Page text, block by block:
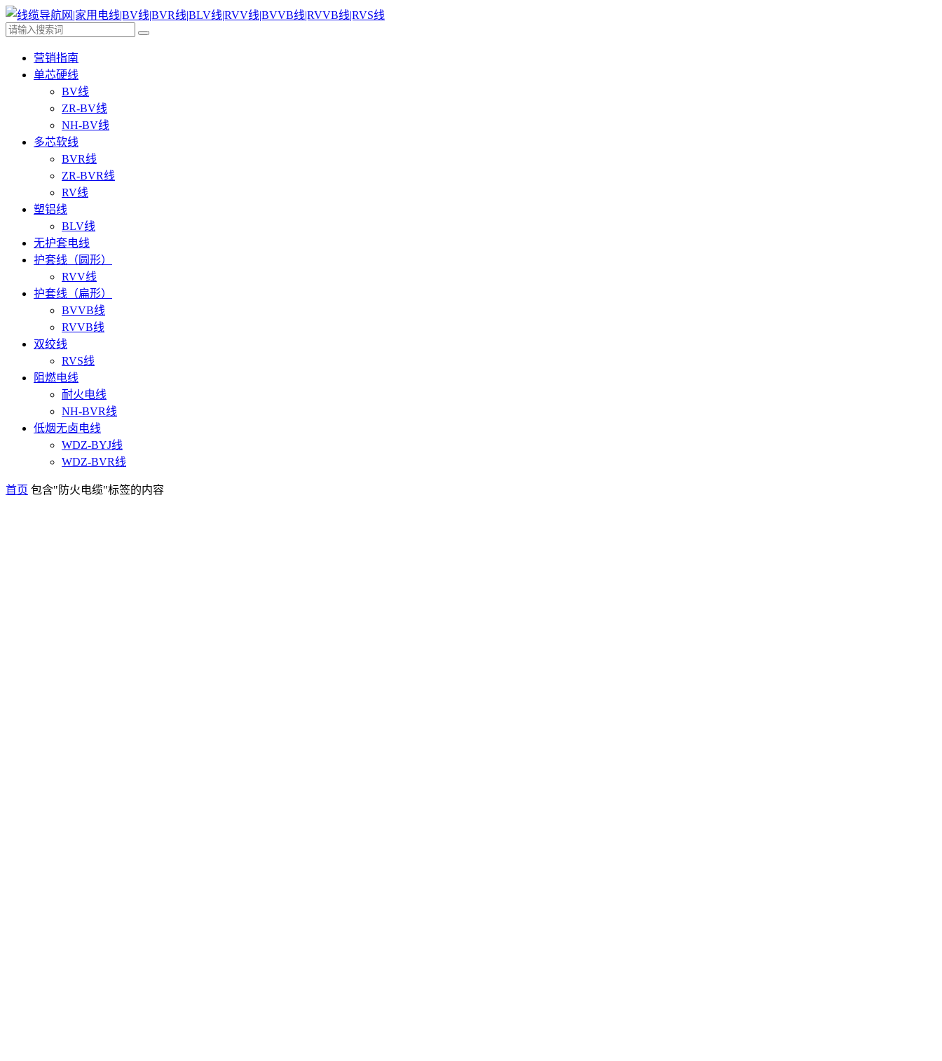
营销指南
单芯硬线
BV线
ZR-BV线
NH-BV线
多芯软线
BVR线
ZR-BVR线
RV线
塑铝线
BLV线
无护套电线
护套线（圆形）
RVV线
护套线（扁形）
BVVB线
RVVB线
双绞线
RVS线
阻燃电线
耐火电线
NH-BVR线
低烟无卤电线
WDZ-BYJ线
WDZ-BVR线
首页 包含"防火电缆"标签的内容